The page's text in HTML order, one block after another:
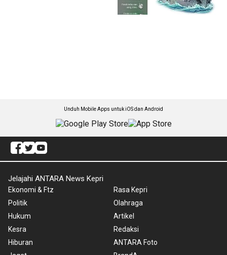
Unduh Mobile Apps untuk iOS dan Android
Jelajahi ANTARA News Kepri
Ekonomi & Ftz
Politik
Hukum
Kesra
Hiburan
Rasa Kepri
Olahraga
Artikel
Redaksi
ANTARA Foto